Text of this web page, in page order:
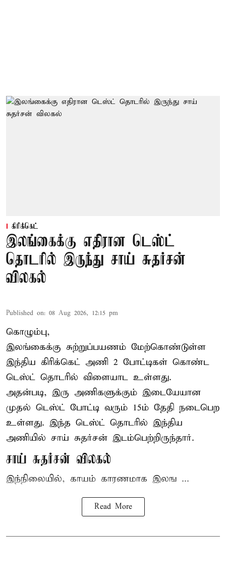
கிரிக்கெட்
இலங்கைக்கு எதிரான டெஸ்ட்
தொடரில் இருந்து சாய் சுதர்சன்
விலகல்
Published on: 08 Aug 2026, 12:15 pm
கொழும்பு,
இலங்கைக்கு சுற்றுப்பயணம் மேற்கொண்டுள்ள
இந்திய கிரிக்கெட் அணி 2 போட்டிகள் கொண்ட
டெஸ்ட் தொடரில் விளையாட உள்ளது.
அதன்படி, இரு அணிகளுக்கும் இடையேயான
முதல் டெஸ்ட் போட்டி வரும் 15ம் தேதி நடைபெற
உள்ளது. இந்த டெஸ்ட் தொடரில் இந்திய
அணியில் சாய் சுதர்சன் இடம்பெற்றிருந்தார்.
சாய் சுதர்சன் விலகல்
இந்நிலையில், காயம் காரணமாக இலங ...
Read More